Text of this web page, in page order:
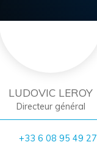
LUDOVIC LEROY
Directeur général
+33 6 08 95 49 27